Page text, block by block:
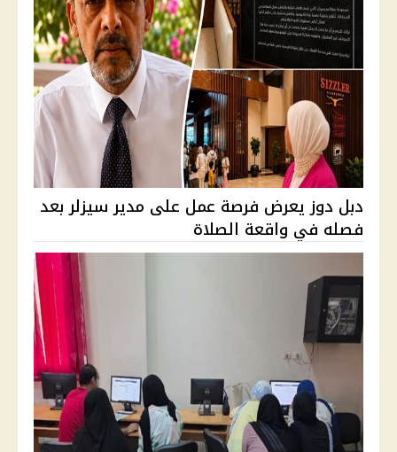
دبل دوز يعرض فرصة عمل على مدير سيزلر بعد
فصله في واقعة الصلاة